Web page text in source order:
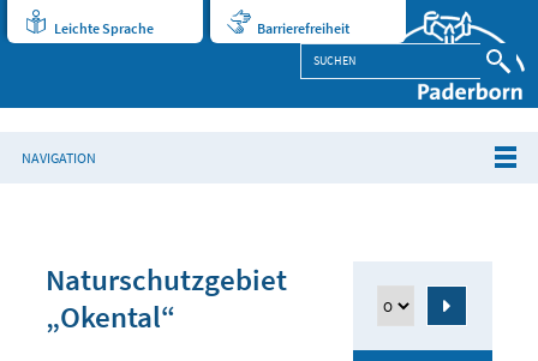
Leichte Sprache Barrierefreiheit
NAVIGATION
Naturschutzgebiet
„Okental“